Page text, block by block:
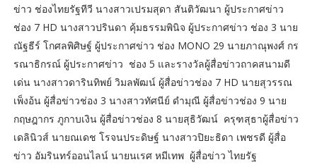
ข่าว ช่องไทยรัฐทีวี นางสาวเปรมสุดา สันติวัฒนา ผู้ประกาศข่าว
ช่อง 7 HD นางสาวปรินดา คุ้มธรรมพินิจ ผู้ประกาศข่าว ช่อง 3 นาย
ณัฐธีร์ โกศลพิศิษฐ์ ผู้ประกาศข่าว ช่อง MONO 29 นายภาณุพงศ์ กร
รณาธิกรณ์ ผู้ประกาศข่าว ช่อง 5 และรางวัลผู้สื่อข่าวถาคสนามดี
เด่น นางสาวดารินทิพย์ วิมลพัฒน์ ผู้สื่อข่าวช่อง 7 HD นายสุวรรณ
เพ็งอ้น ผู้สื่อข่าวช่อง 3 นางสาวทัศนีย์ ดำมุณี ผู้สื่อข่าวช่อง 9 นาย
กฤษฎากร ภูกาบเงิน ผู้สื่อข่าวช่อง 8 นายสุธิวัฒน์ ครุฑสุธาผู้สื่อข่าว
เดลินิวส์ นายณเดช โรจนประดิษฐ์ นางสาวปิยะธิดา เพชรดี ผู้สื่อ
ข่าว อัมรินทร์ออนไลน์ นายนเรศ หมีเทพ ผู้สื่อข่าว ไทยรัฐ